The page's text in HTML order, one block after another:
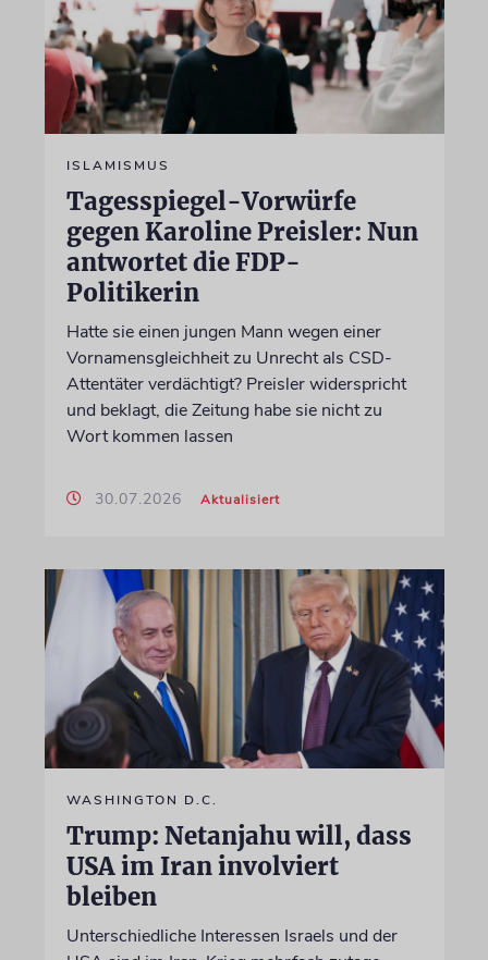
ISLAMISMUS
Tagesspiegel-Vorwürfe
gegen Karoline Preisler: Nun
antwortet die FDP-
Politikerin
Hatte sie einen jungen Mann wegen einer
Vornamensgleichheit zu Unrecht als CSD-
Attentäter verdächtigt? Preisler widerspricht
und beklagt, die Zeitung habe sie nicht zu
Wort kommen lassen
30.07.2026 Aktualisiert
WASHINGTON D.C.
Trump: Netanjahu will, dass
USA im Iran involviert
bleiben
Unterschiedliche Interessen Israels und der